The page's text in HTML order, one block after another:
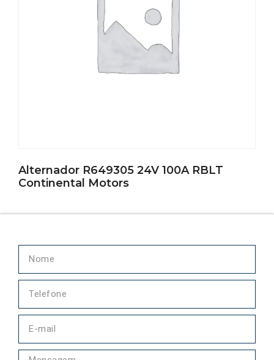
Alternador R649305 24V 100A RBLT
Continental Motors